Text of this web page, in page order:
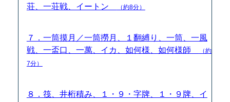
荘、一荘戦、イートン
（約8分）
７．一筒摸月／一筒撈月、１翻縛り、一筒、一風
戦、一盃口、一萬、イカ、如何様、如何様師
（約
7分）
８．筏、井桁積み、１・９・字牌、１・９牌、イ